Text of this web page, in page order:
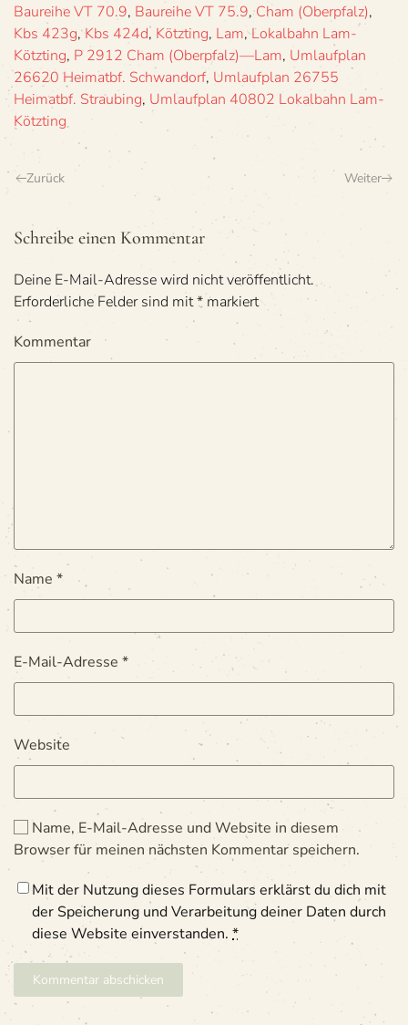
Baureihe VT 70.9, Baureihe VT 75.9,Cham (Oberpfalz),
Kbs 423g,Kbs 424d, Kötzting, Lam,Lokalbahn Lam-
Kötzting, P 2912 Cham (Oberpfalz)—Lam, Umlaufplan
26620 Heimatbf. Schwandorf, Umlaufplan 26755
Heimatbf. Straubing, Umlaufplan 40802 Lokalbahn Lam-
Kötzting
Zurück Weiter
Schreibe einen Kommentar
Deine E-Mail-Adresse wird nicht veröffentlicht.
Erforderliche Felder sind mit* markiert
Kommentar
Name *
E-Mail-Adresse *
Website
Name, E-Mail-Adresse und Website in diesem
Browser für meinen nächsten Kommentar speichern.
Mit der Nutzung dieses Formulars erklärst du dich mit
der Speicherung und Verarbeitung deiner Daten durch
diese Website einverstanden. *
Kommentar abschicken